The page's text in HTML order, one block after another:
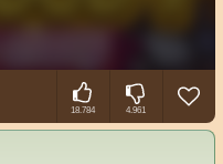
18.784 4.961